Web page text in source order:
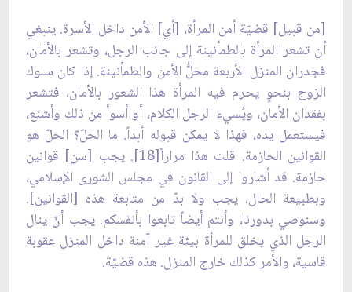
[من قبيل] قضيّة أمن المرأة، [أي] الأمن داخل الأسرة. ينبغي
أن تشعر المرأة بالطمأنينة إلى جانب الرجل، وتشعر بالأمان،
فجدران المنزل الأربعة محلُّ الأمن والطمأنينة. إذا كان سلوك
الزوج بنحوٍ يحرم فيه المرأة هذا الشعور بالأمان، فتشعر
بفقدان الأمان، ويُسيء الرجل الكلام، أو أسوأ من ذلك وأشنع،
فيستعمل يده، فهذا لا يمكن قبوله أبداً. ما الحلّ؟ الحلّ هو
القوانين الحازمة. قلت هذا مراراً[18]. يجب [سن] قوانين
حازمة. قد أشاروا إلى القانون في مجلس الشورى الإسلامي،
وبطبيعة الحال، يجب ولا بدّ من متابعة هذه [القوانين].
وسنوصي بدورنا، وأنتم أيضاً تابعوا بأنفسكم. يجب أنّ ينال
الرجل الذي يخلق للمرأة بيئة غير آمنة داخل المنزل عقوبة
قاسية، والأمر كذلك خارج المنزل. هذه قضيّة.